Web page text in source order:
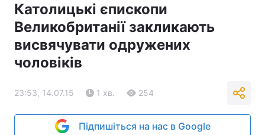
Католицькі єпископи
Великобританії закликають
висвячувати одружених
чоловіків
23:53, 14.07.15 1 хв. 254
Підпишіться на нас в Google